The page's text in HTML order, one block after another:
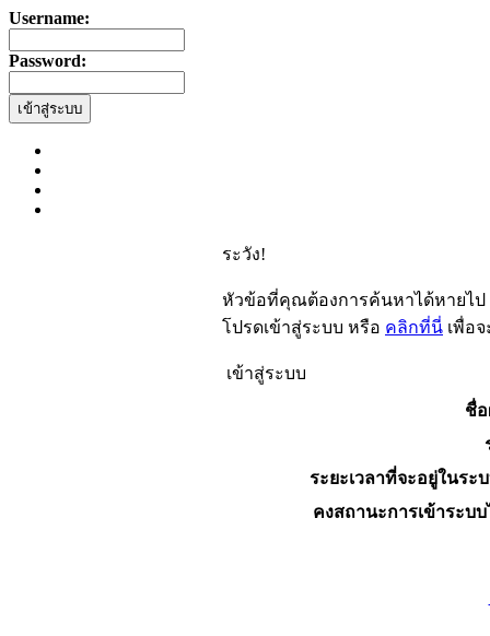
Username:
Password:
ระวัง!
หัวข้อที่คุณต้องการค้นหาได้หายไ
โปรดเข้าสู่ระบบ หรือ คลิกที่นี่ เพื่อ
เข้าสู่ระบบ
ชื่อ
ระยะเวลาที่จะอยู่ในระ
คงสถานะการเข้าระบ